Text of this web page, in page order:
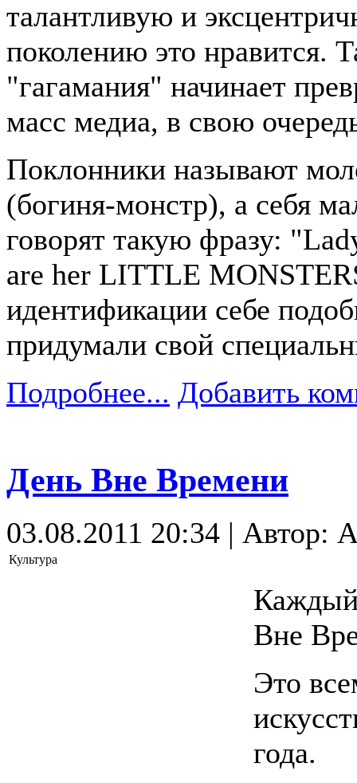
талантливую и
поколению это нравится.
"гагамания" начинает
масс медиа, в свою
Поклонники называют
(богиня-монстр), а себя
говорят такую фразу:
are her LITTLE
идентификации себе
придумали свой
Подробнее... Добавить
День Вне Времени
03.08.2011 20:34 | Автор:
Культура
Каждый
Вне
Это
года.